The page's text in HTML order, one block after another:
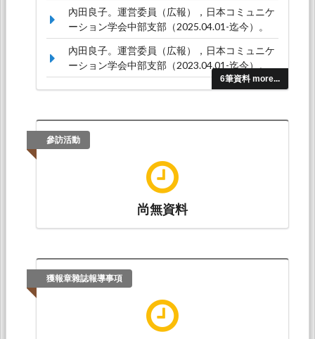
6筆資料 more...
內田良子。運営委員（広報），日本コミュニケ
ーション学会中部支部（2025.04.01-迄今）。
內田良子。運営委員（広報），日本コミュニケ
ーション学会中部支部（2023.04.01-迄今）。
內田良子。運営委員（広報），日本コミュニケ
參訪活動
尚無資料
獲報章雜誌報導事項